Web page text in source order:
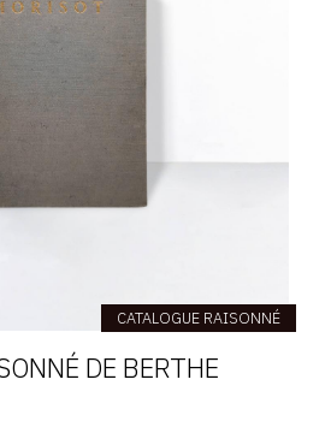
CATALOGUE RAISONNÉ
DE BERTHE